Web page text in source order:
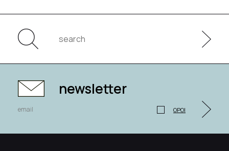
newsletter
ΟΡΟΙ